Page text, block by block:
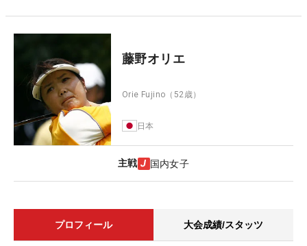
藤野オリエ
Orie Fujino （52歳）
日本
主戦 国内女子
プロフィール 大会成績/スタッツ